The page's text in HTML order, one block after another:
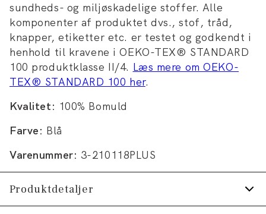
sundheds- og miljøskadelige stoffer. Alle
komponenter af produktet dvs., stof, tråd,
knapper, etiketter etc. er testet og godkendt i
henhold til kravene i OEKO-TEX® STANDARD
100 produktklasse II/4. Læs mere om OEKO-
TEX® STANDARD 100 her.
Kvalitet: 100% Bomuld
Farve: Blå
Varenummer: 3-210118PLUS
Produktdetaljer